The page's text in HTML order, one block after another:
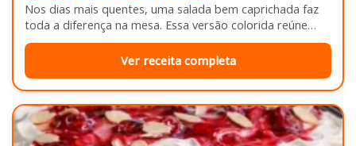
Nos dias mais quentes, uma salada bem caprichada faz
toda a diferença na mesa. Essa versão colorida reúne
legumes cozidos…
Ver receita completa